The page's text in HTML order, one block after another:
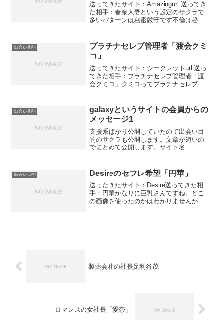
送ってきたサイト：Amazingurl:送ってき
た相手：春奈人妻という設定のサクラで
多いパターンは秘密厳守です不倫は秘密
ですね。自分のことまじめで誠実といっ
ていますがそ...
出会い目的
プラチナセレブ管理者「渡会クミ
コ」
送ってきたサイト：シークレットurl:送っ
てきた相手：プラチナセレブ管理者「渡
会クミコ」クミコってプラチナセレブの
らちょっと前にありました。プラチナセ
レブというのは渡会...
出会い目的
galaxyというサイトの会員からの
メッセージ1
支援系ばかり公開していたので出会い目
的のサクラも公開します。文章が短いの
でまとめて公開します。サイト名
付いてやっと一息つけました挨拶回りっ
て大事な事だけど大変で...
出会い目的 Desireのセフレ希望「円華」
送ったきたサイト：Desire送ってきた相
手：円華かなりに巨乳さんですね。どこ
の画像を使ったのかはわかりませんがこ
製薬会社の社長足利谷茂
ロマンスの女社長「愛奈」